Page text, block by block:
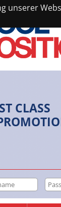
unserer
CLASS